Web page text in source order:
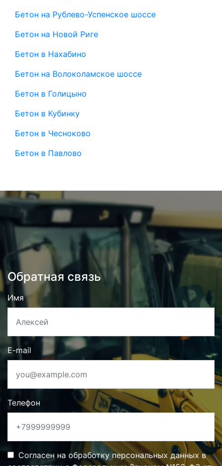
Бетон на Рублево-Успенское шоссе
Бетон на Новой Риге
Бетон в Нахабино
Бетон на Волоколамское шоссе
Бетон в Голицыно
Бетон в Кубинку
Бетон в Чесноково
Бетон в Павлово
Обратная связь
Имя
E-mail
Телефон
Согласен на обработку персональных данных в